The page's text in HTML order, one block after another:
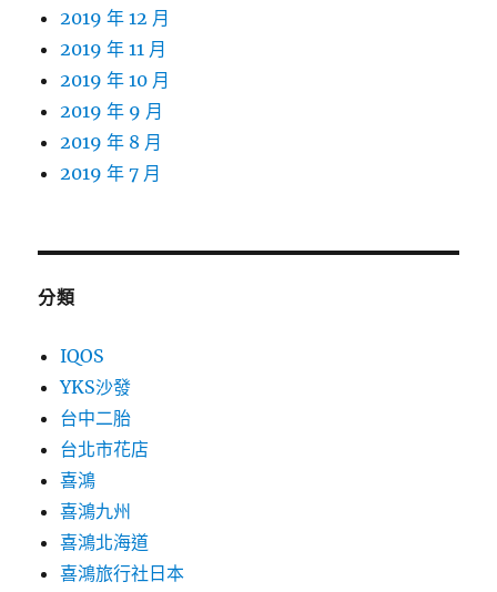
2019 年 12 月
2019 年 11 月
2019 年 10 月
2019 年 9 月
2019 年 8 月
2019 年 7 月
分類
IQOS
YKS沙發
台中二胎
台北市花店
喜鴻
喜鴻九州
喜鴻北海道
喜鴻旅行社日本